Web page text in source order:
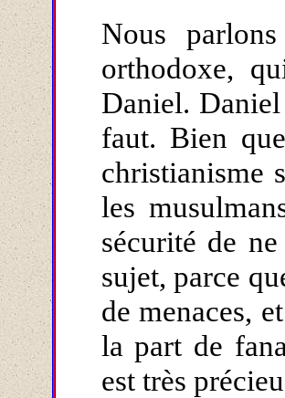
Nous
orthodoxe,
Daniel.
faut. Bien
christianisme
les
sécurité de
sujet, parce
de menaces,
la part de
est très